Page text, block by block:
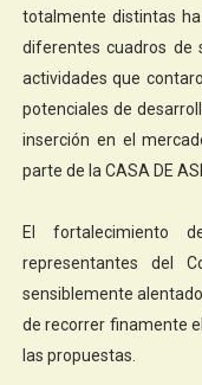
totalmente distintas
diferentes cuadros de
actividades que
potenciales de
inserción en el
parte de la CASA DE
El fortalecimiento
representantes del
sensiblemente
de recorrer finamente
las propuestas.